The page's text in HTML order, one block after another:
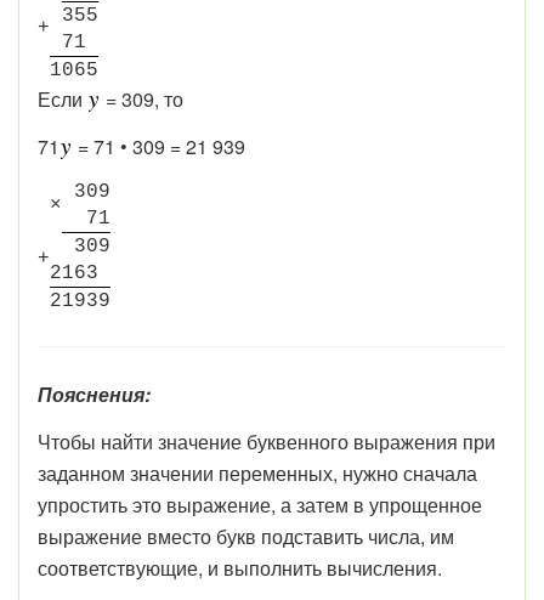
+
355
71
1065
Если
= 309, то
71
= 71 • 309 = 21 939
×
309
71
+
309
2163
21939
Пояснения:
Чтобы найти значение буквенного выражения при
заданном значении переменных, нужно сначала
упростить это выражение, а затем в упрощенное
выражение вместо букв подставить числа, им
соответствующие, и выполнить вычисления.